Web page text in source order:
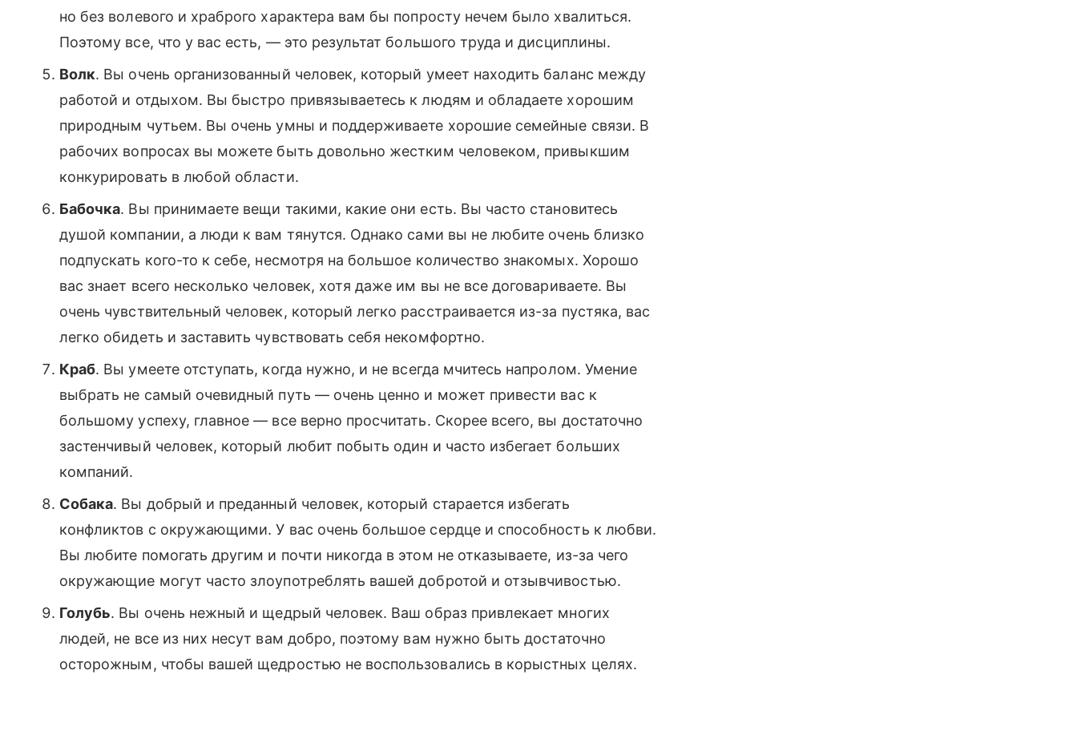
но без волевого и храброго характера вам бы попросту нечем было хвалиться.
Поэтому все, что у вас есть, — это результат большого труда и дисциплины.
Волк. Вы очень организованный человек, который умеет находить баланс между
работой и отдыхом. Вы быстро привязываетесь к людям и обладаете хорошим
природным чутьем. Вы очень умны и поддерживаете хорошие семейные связи. В
рабочих вопросах вы можете быть довольно жестким человеком, привыкшим
конкурировать в любой области.
Бабочка. Вы принимаете вещи такими, какие они есть. Вы часто становитесь
душой компании, а люди к вам тянутся. Однако сами вы не любите очень близко
подпускать кого-то к себе, несмотря на большое количество знакомых. Хорошо
вас знает всего несколько человек, хотя даже им вы не все договариваете. Вы
очень чувствительный человек, который легко расстраивается из-за пустяка, вас
легко обидеть и заставить чувствовать себя некомфортно.
Краб. Вы умеете отступать, когда нужно, и не всегда мчитесь напролом. Умение
выбрать не самый очевидный путь — очень ценно и может привести вас к
большому успеху, главное — все верно просчитать. Скорее всего, вы достаточно
застенчивый человек, который любит побыть один и часто избегает больших
компаний.
Собака. Вы добрый и преданный человек, который старается избегать
конфликтов с окружающими. У вас очень большое сердце и способность к любви.
Вы любите помогать другим и почти никогда в этом не отказываете, из-за чего
окружающие могут часто злоупотреблять вашей добротой и отзывчивостью.
Голубь. Вы очень нежный и щедрый человек. Ваш образ привлекает многих
людей, не все из них несут вам добро, поэтому вам нужно быть достаточно
осторожным, чтобы вашей щедростью не воспользовались в корыстных целях.